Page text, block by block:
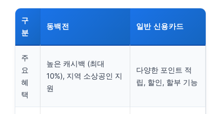
구
분
동백전 일반 신용카드
주
요
혜
택
높은 캐시백 (최대
10%), 지역 소상공인 지
원
다양한 포인트 적
립, 할인, 할부 기능